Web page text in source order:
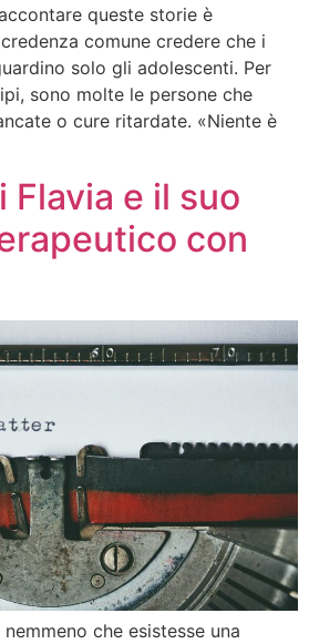
queste storie è
comune credere che i
solo gli adolescenti. Per
sono molte le persone che
o cure ritardate. «Niente è
Flavia e il suo
con
nemmeno che esistesse una